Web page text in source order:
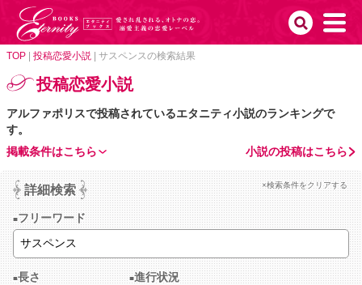
TOP 投稿恋愛小説 サスペンスの検索結果
投稿恋愛小説
アルファポリスで投稿されているエタニティ小説のランキングで
す。
小説の投稿はこちら
掲載条件はこちら
詳細検索 ×検索条件をクリアする
フリーワード
長さ 進行状況